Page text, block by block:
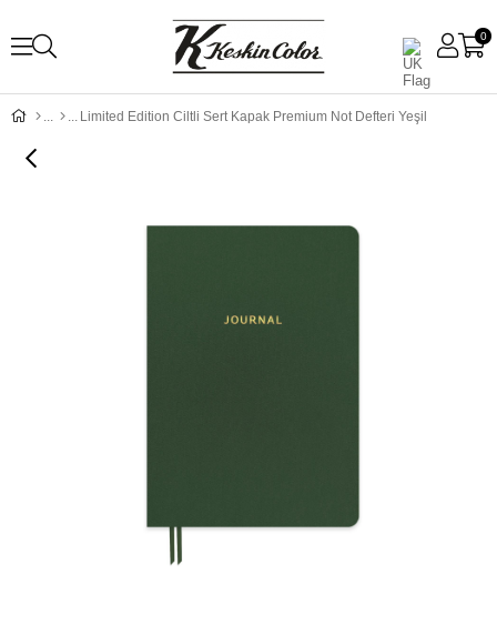
0
Limited Edition Ciltli Sert Kapak Premium Not Defteri Yeşil